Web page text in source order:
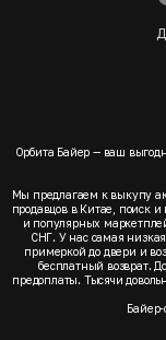
Орбита Байер — ваш
Мы предлагаем к выкупу
продавцов в Китае, поиск
и популярных
СНГ. У нас самая
примеркой до двери и
бесплатный возврат.
предоплаты. Тысячи